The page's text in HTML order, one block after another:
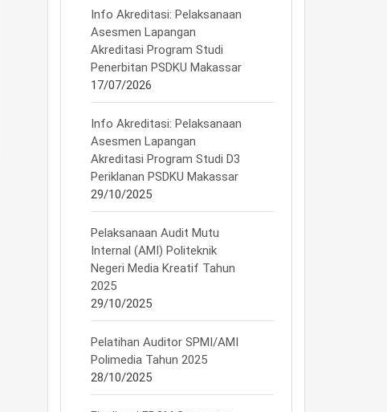
Info Akreditasi: Pelaksanaan
Asesmen Lapangan
Akreditasi Program Studi
Penerbitan PSDKU Makassar
17/07/2026
Info Akreditasi: Pelaksanaan
Asesmen Lapangan
Akreditasi Program Studi D3
Periklanan PSDKU Makassar
29/10/2025
Pelaksanaan Audit Mutu
Internal (AMI) Politeknik
Negeri Media Kreatif Tahun
2025
29/10/2025
Pelatihan Auditor SPMI/AMI
Polimedia Tahun 2025
28/10/2025